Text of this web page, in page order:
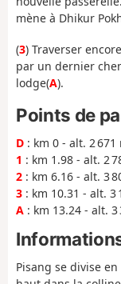
mène à Dhikur
(3) Traverser
par un dernier
lodge(A).
Points de
D : km 0 - alt. 2
1 : km 1.98 - alt. 2
2 : km 6.16 - alt. 3
3 : km 10.31 - alt. 3
A : km 13.24 - alt.
Pisang se divise